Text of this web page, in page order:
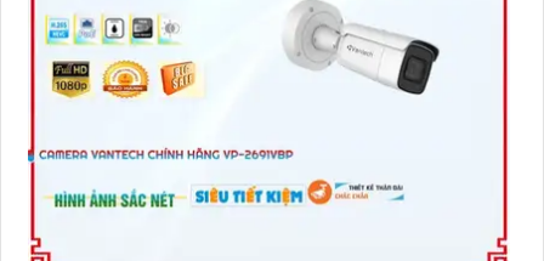
tốt và hỗ trợ khách hàng chu đáo. Đội ngũ nhân viên kỹ
thuật chuyên nghiệp của Vantech sẽ giúp bạn lựa chọn
giải pháp camera phù hợp với nhu cầu và ngân sách
của bạn.
tốt cho ngôi nhà hoặc doanh nghiệp của mình, Camera
Vantech Việt Nam là một lựa chọn hàng đầu mà bạn có